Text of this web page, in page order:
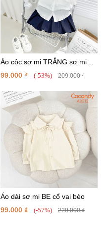
Áo cộc sơ mi TRẮNG sơ mi
phối bèo
99.000 ₫ (-53%) 209.000 ₫
Áo dài sơ mi BE cổ vai bèo
99.000 ₫
(-57%) 229.000 ₫